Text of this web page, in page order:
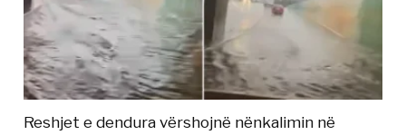
Reshjet e dendura vërshojnë nënkalimin në